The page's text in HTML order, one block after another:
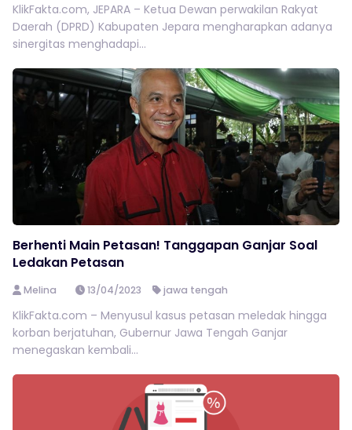
KlikFakta.com, JEPARA – Ketua Dewan perwakilan Rakyat
Daerah (DPRD) Kabupaten Jepara mengharapkan adanya
sinergitas menghadapi...
Berhenti Main Petasan! Tanggapan Ganjar Soal
Ledakan Petasan
Melina 13/04/2023 jawa tengah
KlikFakta.com – Menyusul kasus petasan meledak hingga
korban berjatuhan, Gubernur Jawa Tengah Ganjar
menegaskan kembali...